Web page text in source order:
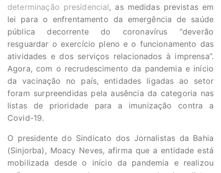
determinação presidencial, as medidas previstas em
lei para o enfrentamento da emergência de saúde
pública decorrente do coronavírus “deverão
resguardar o exercício pleno e o funcionamento das
atividades e dos serviços relacionados à imprensa”.
Agora, com o recrudescimento da pandemia e início
da vacinação no país, entidades ligadas ao setor
foram surpreendidas pela ausência da categoria nas
listas de prioridade para a imunização contra a
Covid-19.
O presidente do Sindicato dos Jornalistas da Bahia
(Sinjorba), Moacy Neves, afirma que a entidade está
mobilizada desde o início da pandemia e realizou